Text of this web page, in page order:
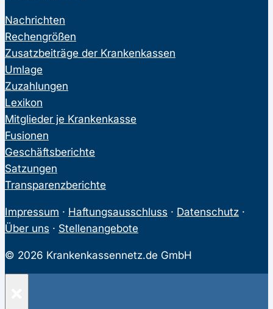
Nachrichten
Rechengrößen
Zusatzbeiträge der Krankenkassen
Umlage
Zuzahlungen
Lexikon
Mitglieder je Krankenkasse
Fusionen
Geschäftsberichte
Satzungen
Transparenzberichte
Impressum · Haftungsausschluss · Datenschutz ·
Über uns · Stellenangebote
© 2026 Krankenkassennetz.de GmbH